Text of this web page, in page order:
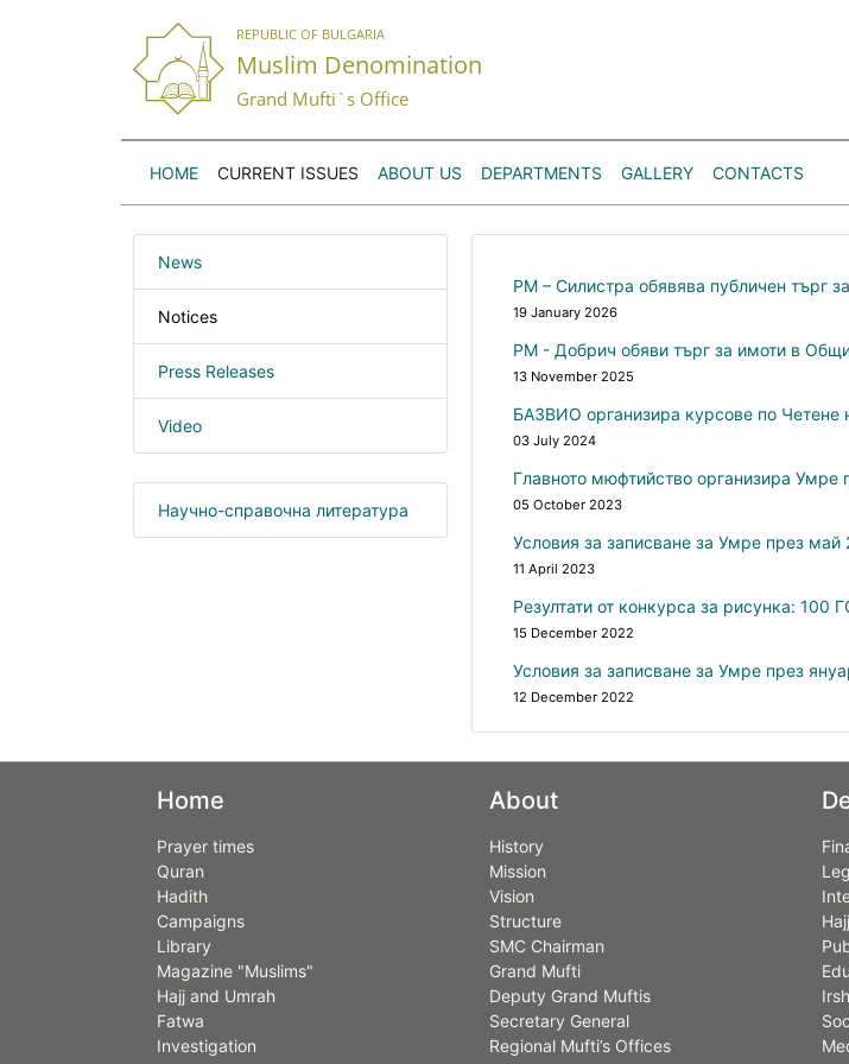
REPUBLIC OF BULGARIA
Muslim Denomination
Grand Mufti`s Office
HOME CURRENT ISSUES ABOUT US DEPARTMENTS GALLERY CONTACTS
News
Notices
Press Releases
Video
Научно-справочна литература
РМ – Силистра обявява публичен търг
19 January 2026
РМ - Добрич обяви търг за имоти в
13 November 2025
БАЗВИО организира курсове по
03 July 2024
Главното мюфтийство организира
05 October 2023
Условия за записване за Умре през май
11 April 2023
Резултати от конкурса за рисунка:
15 December 2022
Условия за записване за Умре през
12 December 2022
Home
Prayer times
Quran
Hadith
Campaigns
Library
Magazine "Muslims"
Hajj and Umrah
Fatwa
Investigation
About
History
Mission
Vision
Structure
SMC Chairman
Grand Mufti
Deputy Grand Muftis
Secretary General
Regional Mufti’s Offices